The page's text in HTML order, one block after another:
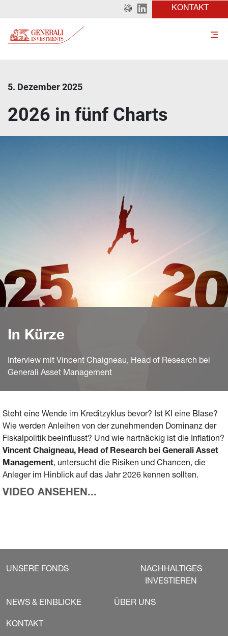
KONTAKT
5. Dezember 2025
2026 in fünf Charts
In Kürze
Interview mit Vincent Chaigneau, Head of Research bei
Generali Asset Management
Steht eine Wende im Kreditzyklus bevor? Ist KI eine Blase?
Wie werden Anleihen von der zunehmenden Dominanz der
Fiskalpolitik beeinflusst? Und wie hartnäckig ist die Inflation?
Vincent Chaigneau, Head of Research bei Generali Asset
Management, untersucht die Risiken und Chancen, die
Anleger im Hinblick auf das Jahr 2026 kennen sollten.
VIDEO ANSEHEN...
UNSERE FONDS
NACHHALTIGES
INVESTIEREN
NEWS & EINBLICKE ÜBER UNS
KONTAKT